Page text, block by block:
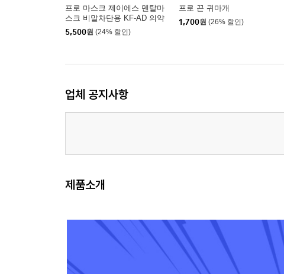
프로 마스크 제이에스 덴탈마
스크 비말차단용 KF-AD 의약
외품 50매
5,500원 (24% 할인)
프로 끈 귀마개
1,700원 (26% 할인)
업체 공지사항
제품소개